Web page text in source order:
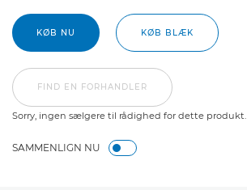
KØB NU KØB BLÆK
FIND EN FORHANDLER
Sorry, ingen sælgere til rådighed for dette produkt.
SAMMENLIGN NU